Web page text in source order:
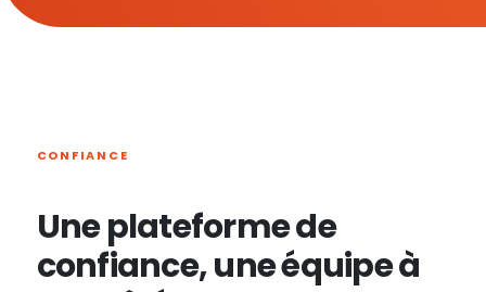
CONFIANCE
Une plateforme de
confiance, une équipe à